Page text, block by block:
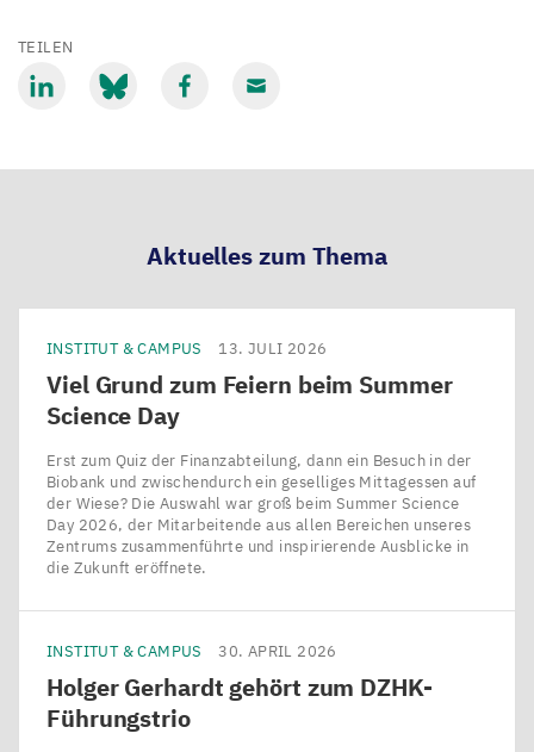
TEILEN
Aktuelles zum Thema
INSTITUT & CAMPUS 13. JULI 2026
Viel Grund zum Feiern beim Summer
Science Day
Erst zum Quiz der Finanzabteilung, dann ein Besuch in der
Biobank und zwischendurch ein geselliges Mittagessen auf
der Wiese? Die Auswahl war groß beim Summer Science
Day 2026, der Mitarbeitende aus allen Bereichen unseres
Zentrums zusammenführte und inspirierende Ausblicke in
die Zukunft eröffnete.
INSTITUT & CAMPUS 30. APRIL 2026
Holger Gerhardt gehört zum DZHK-
Führungstrio